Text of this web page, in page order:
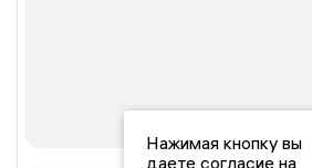
Нажимая кнопку вы
даете согласие на